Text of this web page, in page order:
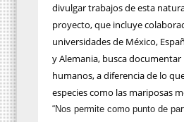
divulgar trabajos de esta
proyecto, que incluye
universidades de México,
y Alemania, busca documentar
humanos, a diferencia de lo
especies como las mariposas
“Nos permite como punto de